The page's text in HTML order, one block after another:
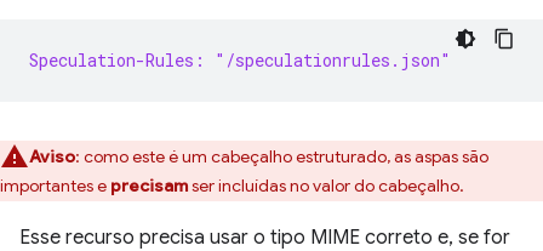
Speculation-Rules: "/speculationrules.json"
Aviso: como este é um cabeçalho estruturado, as aspas são
importantes e precisamser incluídas no valor do cabeçalho.
Esse recurso precisa usar o tipo MIME correto e, se for